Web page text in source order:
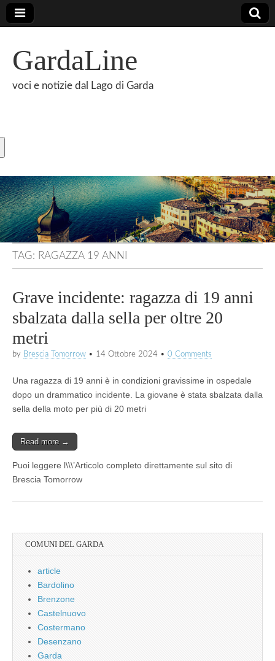
GardaLine
voci e notizie dal Lago di Garda
TAG: RAGAZZA 19 ANNI
Grave incidente: ragazza di 19 anni
sbalzata dalla sella per oltre 20
metri
by Brescia Tomorrow • 14 Ottobre 2024 • 0 Comments
Una ragazza di 19 anni è in condizioni gravissime in ospedale
dopo un drammatico incidente. La giovane è stata sbalzata dalla
sella della moto per più di 20 metri
Read more →
Puoi leggere l\\\’Articolo completo direttamente sul sito di
Brescia Tomorrow
COMUNI DEL GARDA
article
Bardolino
Brenzone
Castelnuovo
Costermano
Desenzano
Garda